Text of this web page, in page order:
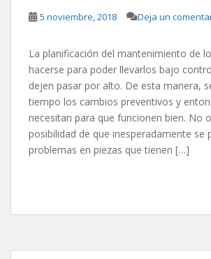
5 noviembre, 2018 Deja un
La planificación del mantenimiento de
hacerse para poder llevarlos bajo
dejen pasar por alto. De esta manera,
tiempo los cambios preventivos y
necesitan para que funcionen bien. No
posibilidad de que inesperadamente se
problemas en piezas que tienen […]